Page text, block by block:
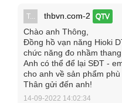
Đo điện áp 1 chiều DC:
Kiểm tra điện áp: Hi: 40V
Đo điện trở: Từ 600.0 Ω
chính xác đạt ±0.7% rdg.
Đo tụ điện: 1.000 μF tới
T... thbvn.com-2 QTV
Chào anh Thông,
Đồng hồ vạn năng Hioki
chức năng đo nhầm
Anh có thể để lại SĐT -
cho anh về sản phẩm
Thân gửi đến anh!
14-09-2022 14:02:34